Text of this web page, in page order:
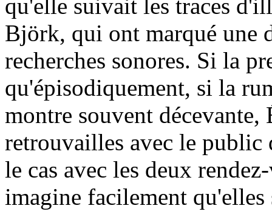
qu'elle suivait les traces
Björk, qui ont marqué une
recherches sonores. Si la
qu'épisodiquement, si la
montre souvent
retrouvailles avec le public
le cas avec les deux
imagine facilement